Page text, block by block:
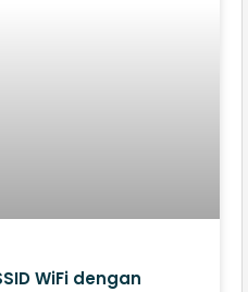
WiFi dengan